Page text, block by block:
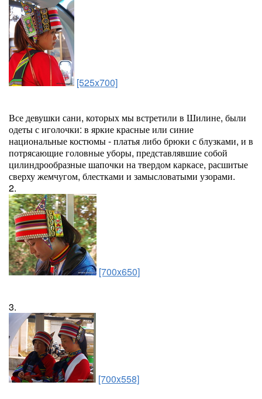
[525x700]
Все девушки сани, которых мы встретили в Шилине, были
одеты с иголочки: в яркие красные или синие
национальные костюмы - платья либо брюки с блузками, и в
потрясающие головные уборы, представлявшие собой
цилиндрообразные шапочки на твердом каркасе, расшитые
сверху жемчугом, блестками и замысловатыми узорами.
2.
[700x650]
3.
[700x558]